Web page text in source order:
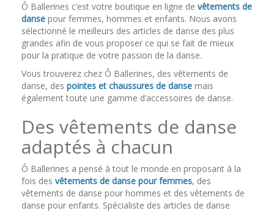
Ô Ballerines c’est votre boutique en ligne de vêtements de
danse pour femmes, hommes et enfants. Nous avons
sélectionné le meilleurs des articles de danse des plus
grandes afin de vous proposer ce qui se fait de mieux
pour la pratique de votre passion de la danse.
Vous trouverez chez Ô Ballerines, des vêtements de
danse, des pointes et chaussures de danse mais
également toute une gamme d’accessoires de danse.
Des vêtements de danse
adaptés à chacun
Ô Ballerines a pensé à tout le monde en proposant à la
fois des vêtements de danse pour femmes, des
vêtements de danse pour hommes et des vêtements de
danse pour enfants. Spécialiste des articles de danse